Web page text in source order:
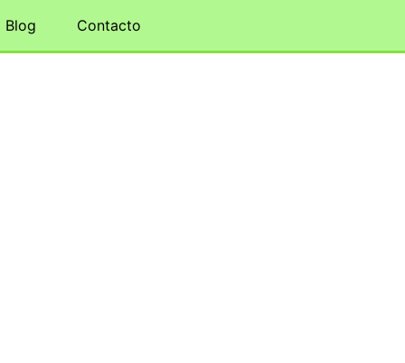
Blog Contacto